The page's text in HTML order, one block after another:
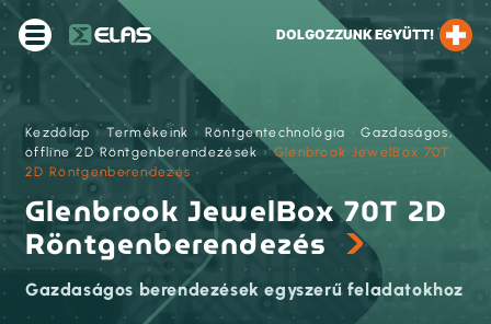
DOLGOZZUNK EGYÜTT!
Kezdőlap › Termékeink › Röntgentechnológia ›Gazdaságos,
offline 2D Röntgenberendezések ›Glenbrook JewelBox 70T
2D Röntgenberendezés
Glenbrook JewelBox 70T 2D
Röntgenberendezés
Gazdaságos berendezések egyszerű feladatokhoz